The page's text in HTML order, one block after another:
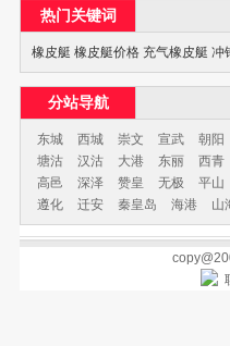
热门关键词
橡皮艇 橡皮艇价格 充气橡皮艇 冲
分站导航
东城 西城 崇文 宣武 朝阳
塘沽
汉沽 大港 东丽 西青
高邑
深泽 赞皇 无极 平山
遵化
迁安 秦皇岛 海港 山